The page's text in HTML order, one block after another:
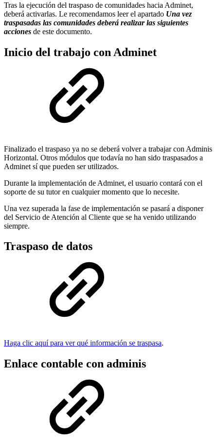
Tras la ejecución del traspaso de comunidades hacia Adminet,
deberá activarlas. Le recomendamos leer el apartado Una vez
traspasadas las comunidades deberá realizar las siguientes
acciones de este documento.
Inicio del trabajo con Adminet
Finalizado el traspaso ya no se deberá volver a trabajar con Adminis
Horizontal. Otros módulos que todavía no han sido traspasados a
Adminet sí que pueden ser utilizados.
Durante la implementación de Adminet, el usuario contará con el
soporte de su tutor en cualquier momento que lo necesite.
Una vez superada la fase de implementación se pasará a disponer
del Servicio de Atención al Cliente que se ha venido utilizando
siempre.
Traspaso de datos
Haga clic aquí para ver qué información se traspasa.
Enlace contable con adminis